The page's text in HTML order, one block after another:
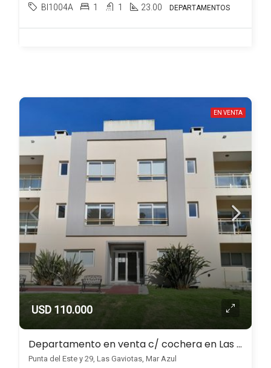
BI1004A 1 1 23.00 DEPARTAMENTOS
EN VENTA
USD 110.000
Departamento en venta c/ cochera en Las Gaviotas
Punta del Este y 29, Las Gaviotas, Mar Azul